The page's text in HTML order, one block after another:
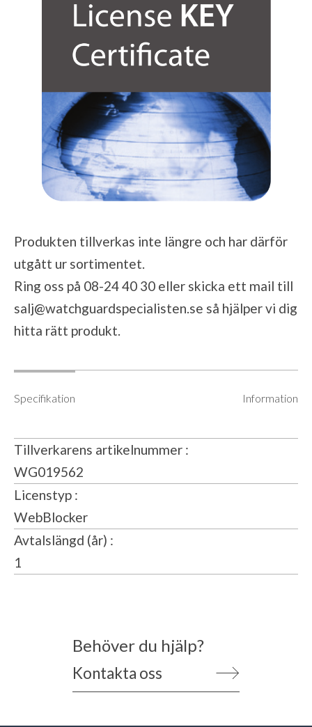
Produkten tillverkas inte längre och har därför
utgått ur sortimentet.
Ring oss på 08-24 40 30 eller skicka ett mail till
salj@watchguardspecialisten.se så hjälper vi dig
hitta rätt produkt.
Specifikation Information
Tillverkarens artikelnummer
WG019562
Licenstyp
WebBlocker
Avtalslängd (år)
1
Behöver du hjälp?
Kontakta oss